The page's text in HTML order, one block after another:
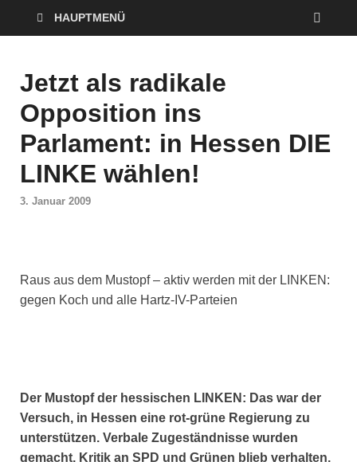
HAUPTMENÜ
Jetzt als radikale
Opposition ins
Parlament: in Hessen DIE
LINKE wählen!
3. Januar 2009
Raus aus dem Mustopf – aktiv werden mit der LINKEN:
gegen Koch und alle Hartz-IV-Parteien
Der Mustopf der hessischen LINKEN: Das war der
Versuch, in Hessen eine rot-grüne Regierung zu
unterstützen. Verbale Zugeständnisse wurden
gemacht, Kritik an SPD und Grünen blieb verhalten.